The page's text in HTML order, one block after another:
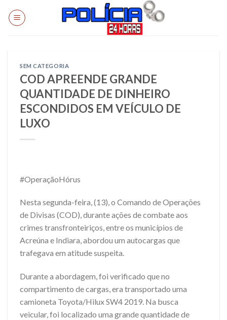
SEM CATEGORIA
COD APREENDE GRANDE
QUANTIDADE DE DINHEIRO
ESCONDIDOS EM VEÍCULO DE
LUXO
#OperaçãoHórus
Nesta segunda-feira, (13), o Comando de Operações
de Divisas (COD), durante ações de combate aos
crimes transfronteiriços, entre os municípios de
Acreúna e Indiara, abordou um autocargas que
trafegava em atitude suspeita.
Durante a abordagem, foi verificado que no
compartimento de cargas, era transportado uma
camioneta Toyota/Hilux SW4 2019. Na busca
veicular, foi localizado uma grande quantidade de